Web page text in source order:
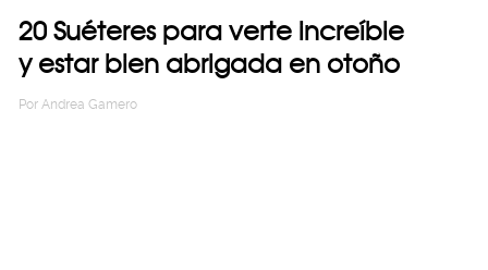
20 Suéteres para verte increíble
y estar bien abrigada en otoño
Por Andrea Gamero